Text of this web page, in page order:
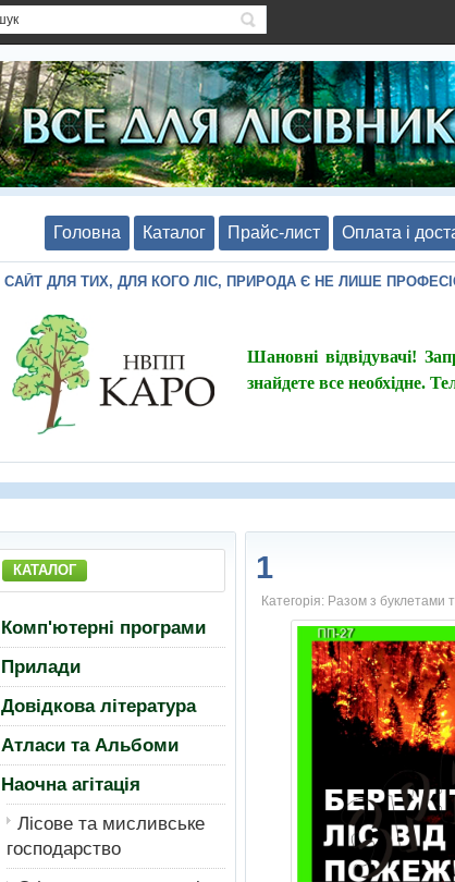
Головна Каталог Прайс-лист Оплата і
САЙТ ДЛЯ ТИХ, ДЛЯ КОГО ЛІС, ПРИРОДА Є НЕ ЛИШЕ
Шановні відвідувачі!
знайдете все необхідне.
1
Категорія: Разом з буклетами
КАТАЛОГ
Комп'ютерні програми
Прилади
Довідкова література
Атласи та Альбоми
Наочна агітація
Лiсове та мисливське
господарство